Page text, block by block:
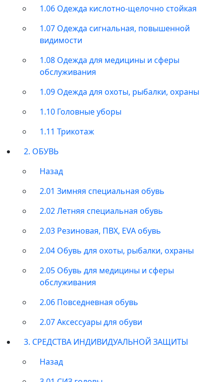
1.06 Одежда кислотно-щелочно стойкая
1.07 Одежда сигнальная, повышенной
видимости
1.08 Одежда для медицины и сферы
обслуживания
1.09 Одежда для охоты, рыбалки, охраны
1.10 Головные уборы
1.11 Трикотаж
2. ОБУВЬ
Назад
2.01 Зимняя специальная обувь
2.02 Летняя специальная обувь
2.03 Резиновая, ПВХ, EVA обувь
2.04 Обувь для охоты, рыбалки, охраны
2.05 Обувь для медицины и сферы
обслуживания
2.06 Повседневная обувь
2.07 Аксессуары для обуви
3. СРЕДСТВА ИНДИВИДУАЛЬНОЙ ЗАЩИТЫ
Назад